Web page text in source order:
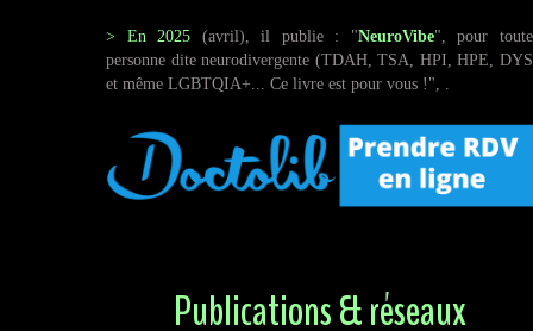
> En2025 (avril), il publie : "NeuroVibe", pour toute
personne dite neurodivergente (TDAH, TSA, HPI, HPE, DYS
et même LGBTQIA+... Ce livre est pour vous !", .
Publications & réseaux